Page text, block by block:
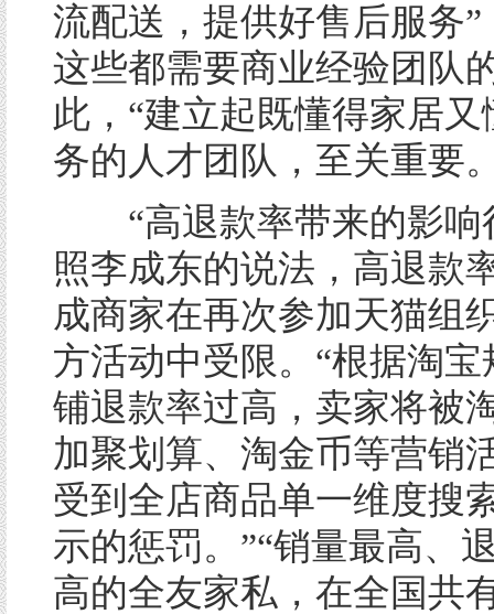
流配送，提供好售后服务
这些都需要商业经验团队
此，“建立起既懂得家居
务的人才团队，至关重要
“高退款率带来的影响
照李成东的说法，高退款
成商家在再次参加天猫组
方活动中受限。“根据淘
铺退款率过高，卖家将被
加聚划算、淘金币等营销
受到全店商品单一维度搜
示的惩罚。”“销量最高、
高的全友家私，在全国共